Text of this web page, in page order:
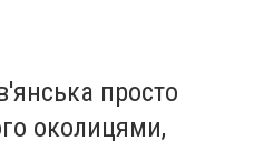
просто
околицями,